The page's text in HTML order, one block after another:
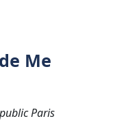
Me
Paris